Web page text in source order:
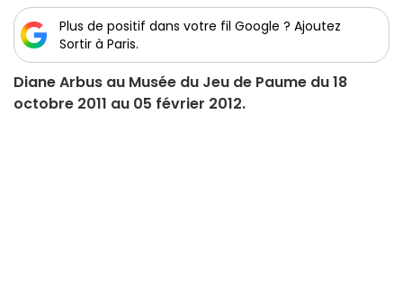
Plus de positif dans votre fil Google ? Ajoutez
Sortir à Paris.
Diane Arbus au Musée du Jeu de Paume du 18
octobre 2011 au 05 février 2012.